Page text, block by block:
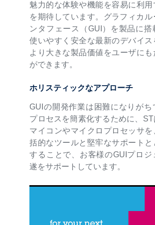
魅力的な体験や機能を容易に利用
を期待しています。グラフィカル
ンタフェース（GUI）を製品に搭
使いやすく安全な最新のデバイス
より大きな製品価値をユーザにも
ができます。
ホリスティックなアプローチ
GUIの開発作業は困難になりがち
プロセスを簡素化するために、
マイコンやマイクロプロセッサを
括的なツールと堅牢なサポートと
することで、お客様のGUIプロジ
遂をサポートしています。